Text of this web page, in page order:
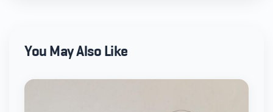
You May Also Like